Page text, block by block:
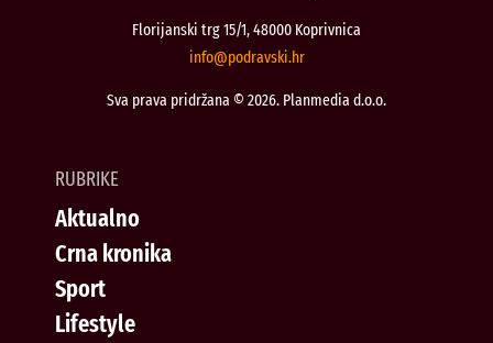
Florijanski trg 15/1, 48000 Koprivnica
rh.iksvardop
@ofni
Sva prava pridržana © 2026. Planmedia d.o.o.
RUBRIKE
Aktualno
Crna kronika
Sport
Lifestyle